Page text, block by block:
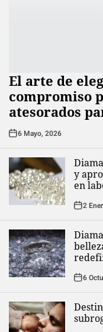
El arte de
compromiso
atesorados
6 Mayo, 2026
y
en
2
6